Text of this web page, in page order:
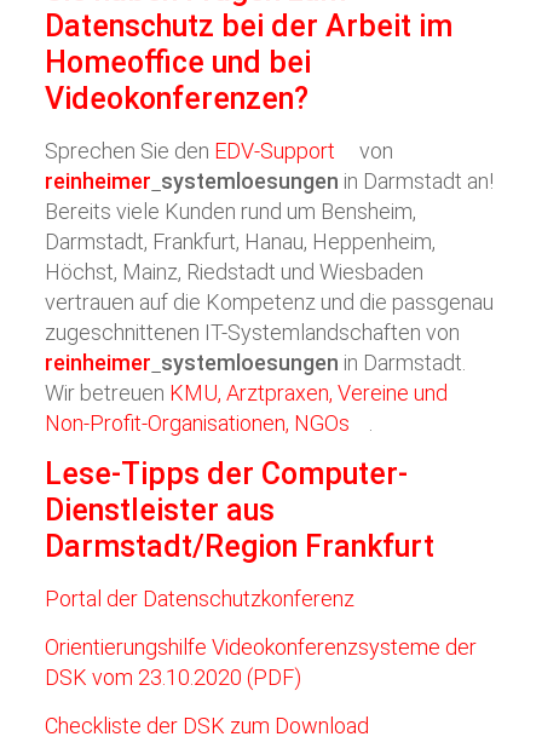
Datenschutz bei der Arbeit im
Homeoffice und bei
Videokonferenzen?
Sprechen Sie den EDV-Support
von
reinheimer systemloesungen in Darmstadt an!
Bereits viele Kunden rund um Bensheim,
Darmstadt, Frankfurt, Hanau, Heppenheim,
Höchst, Mainz, Riedstadt und Wiesbaden
vertrauen auf die Kompetenz und die passgenau
zugeschnittenen IT-Systemlandschaften von
reinheimer systemloesungen in Darmstadt.
Wir betreuen KMU, Arztpraxen, Vereine und
Non-Profit-Organisationen, NGOs
Lese-Tipps der Computer-
Dienstleister aus
Darmstadt/Region Frankfurt
Portal der Datenschutzkonferenz
Orientierungshilfe Videokonferenzsysteme der
DSK vom 23.10.2020 (PDF)
Checkliste der DSK zum Download